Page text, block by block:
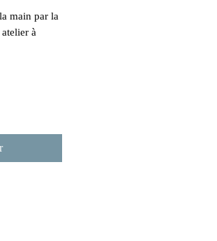
main par la
à